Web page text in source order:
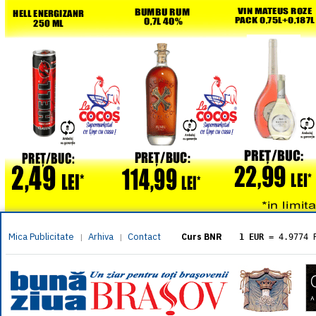
Mica Publicitate | Arhiva | Contact Curs BNR 1 EUR = 4.9774
= 5.8304
1 XAU= 464.4611
1 AED= 1.1933
1 AUD= 2.7957
1 BGN= 2.5449